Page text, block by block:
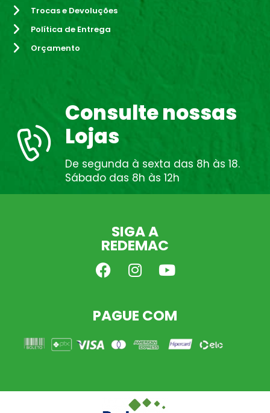
Trocas e Devoluções
Política de Entrega
Orçamento
Consulte nossas
Lojas
De segunda à sexta das 8h às 18.
Sábado das 8h às 12h
SIGA A
REDEMAC
PAGUE COM